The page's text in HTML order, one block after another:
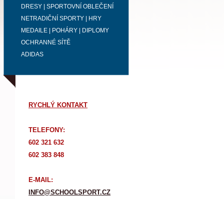
DRESY | SPORTOVNÍ OBLEČENÍ
NETRADIČNÍ SPORTY | HRY
MEDAILE | POHÁRY | DIPLOMY
OCHRANNÉ SÍTĚ
ADIDAS
RYCHLÝ KONTAKT
TELEFONY:
602 321 632
602 383 848
E-MAIL:
INFO@SCHOOLSPORT.CZ